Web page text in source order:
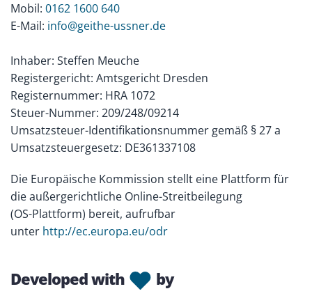
Mobil: 0162 1600 640
E-Mail: info@geithe-ussner.de
Inhaber: Steffen Meuche
Registergericht: Amtsgericht Dresden
Registernummer: HRA 1072
Steuer-Nummer: 209/248/09214
Umsatzsteuer-Identifikationsnummer gemäß § 27 a
Umsatzsteuergesetz: DE361337108
Die Europäische Kommission stellt eine Plattform für
die außergerichtliche Online-Streitbeilegung
(OS-Plattform) bereit, aufrufbar
unter http://ec.europa.eu/odr
Developed with by